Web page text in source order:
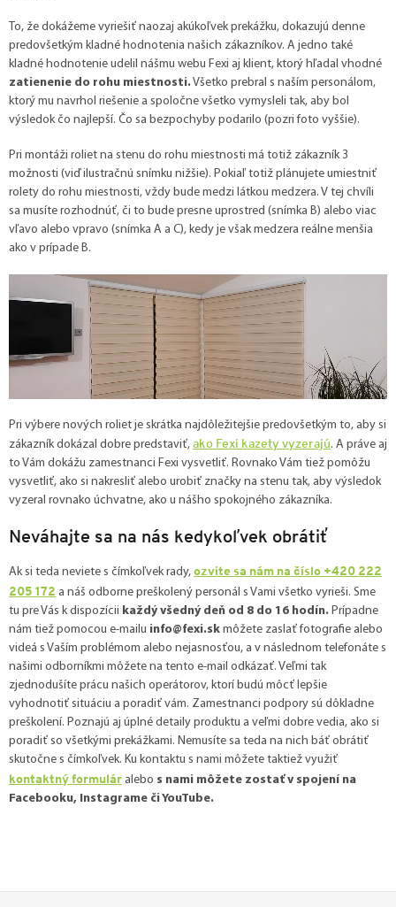
To, že dokážeme vyriešiť naozaj akúkoľvek prekážku, dokazujú denne
predovšetkým kladné hodnotenia našich zákazníkov. A jedno také
kladné hodnotenie udelil nášmu webu Fexi aj klient, ktorý hľadal vhodné
zatienenie do rohu miestnosti.Všetko prebral s naším personálom,
ktorý mu navrhol riešenie a spoločne všetko vymysleli tak, aby bol
výsledok čo najlepší. Čo sa bezpochyby podarilo (pozri foto vyššie).
Pri montáži roliet na stenu do rohu miestnosti má totiž zákazník 3
možnosti (viď ilustračnú snímku nižšie). Pokiaľ totiž plánujete umiestniť
rolety do rohu miestnosti, vždy bude medzi látkou medzera. V tej chvíli
sa musíte rozhodnúť, či to bude presne uprostred (snímka B) alebo viac
vľavo alebo vpravo (snímka A a C), kedy je však medzera reálne menšia
ako v prípade B.
Pri výbere nových roliet je skrátka najdôležitejšie predovšetkým to, aby si
zákazník dokázal dobre predstaviť, ako Fexi kazety vyzerajú. A práve aj
to Vám dokážu zamestnanci Fexi vysvetliť. Rovnako Vám tiež pomôžu
vysvetliť, ako si nakresliť alebo urobiť značky na stenu tak, aby výsledok
vyzeral rovnako úchvatne, ako u nášho spokojného zákazníka.
Neváhajte sa na nás kedykoľvek obrátiť
Ak si teda neviete s čímkoľvek rady, ozvite sa nám na číslo +420 222
205 172 a náš odborne preškolený personál s Vami všetko vyrieši. Sme
tu pre Vás k dispozícii každý všedný deň od 8 do 16 hodín. Prípadne
nám tiež pomocou e-mailu info@fexi.sk môžete zaslať fotografie alebo
videá s Vaším problémom alebo nejasnosťou, a v následnom telefonáte s
našimi odborníkmi môžete na tento e-mail odkázať. Veľmi tak
zjednodušíte prácu našich operátorov, ktorí budú môcť lepšie
vyhodnotiť situáciu a poradiť vám. Zamestnanci podpory sú dôkladne
preškolení. Poznajú aj úplné detaily produktu a veľmi dobre vedia, ako si
poradiť so všetkými prekážkami. Nemusíte sa teda na nich báť obrátiť
skutočne s čímkoľvek. Ku kontaktu s nami môžete taktiež využiť
kontaktný formulár alebo s nami môžete zostať v spojení na
Facebooku, Instagrame či YouTube.